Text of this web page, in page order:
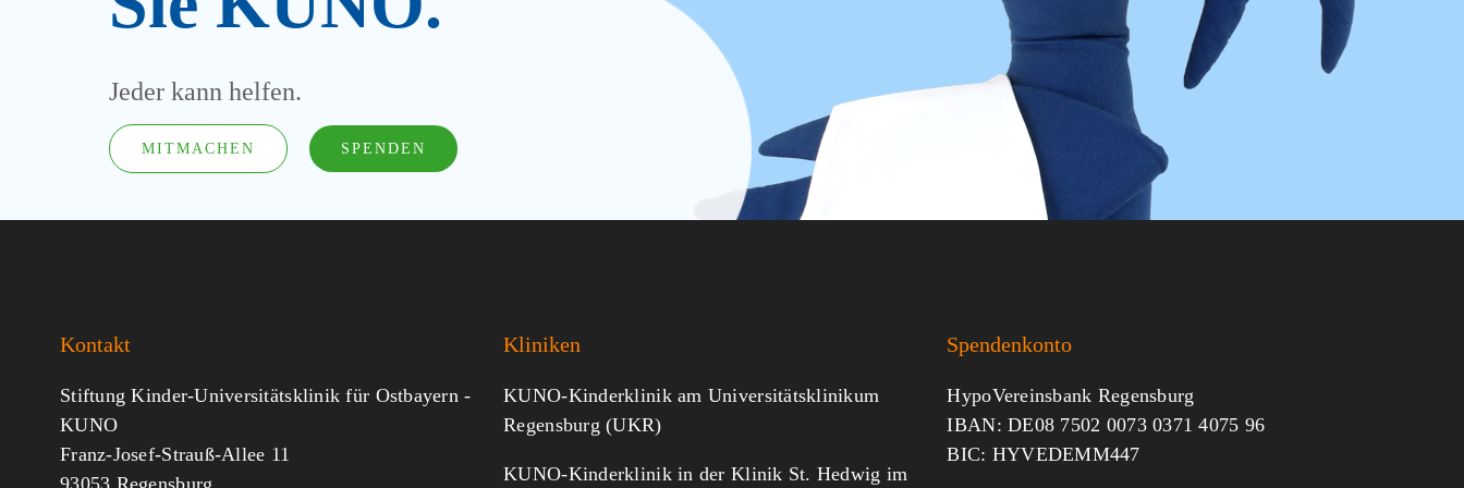
Jeder kann helfen.
MITMACHEN SPENDEN
Kontakt
Stiftung Kinder-Universitätsklinik für Ostbayern -
KUNO
Franz-Josef-Strauß-Allee 11
93053 Regensburg
Kliniken
KUNO-Kinderklinik am Universitätsklinikum
Regensburg (UKR)
KUNO-Kinderklinik in der Klinik St. Hedwig im
Spendenkonto
HypoVereinsbank Regensburg
IBAN: DE08 7502 0073 0371 4075 96
BIC: HYVEDEMM447